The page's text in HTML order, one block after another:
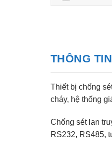
THÔNG
Thiết bị chống
cháy, hệ thống
Chống sét lan
RS232, RS485,